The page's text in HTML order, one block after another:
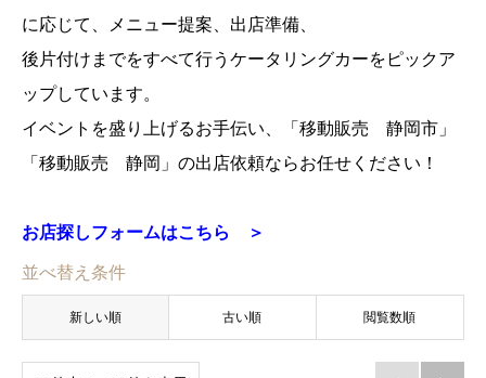
に応じて、メニュー提案、出店準備、
後片付けまでをすべて行うケータリングカーをピックア
ップしています。
イベントを盛り上げるお手伝い、「移動販売 静岡市」
「移動販売 静岡」の出店依頼ならお任せください！
お店探しフォームはこちら ＞
並べ替え条件
新しい順 古い順 閲覧数順